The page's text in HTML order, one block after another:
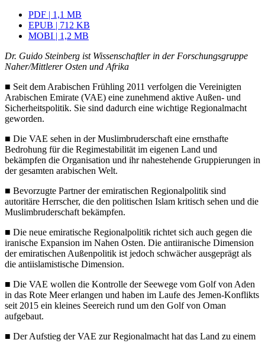
PDF | 1,1 MB
EPUB | 712 KB
MOBI | 1,2 MB
Dr. Guido Steinberg ist Wissenschaftler in der Forschungsgruppe
Naher/Mittlerer Osten und Afrika
■ Seit dem Arabischen Frühling 2011 verfolgen die Vereinigten
Arabischen Emirate (VAE) eine zunehmend aktive Außen- und
Sicherheitspolitik. Sie sind dadurch eine wichtige Regionalmacht
geworden.
■ Die VAE sehen in der Muslimbruderschaft eine ernsthafte
Bedrohung für die Regimestabilität im eigenen Land und
bekämpfen die Organisation und ihr nahestehende Gruppierungen in
der gesamten arabischen Welt.
■ Bevorzugte Partner der emiratischen Regionalpolitik sind
autoritäre Herr­scher, die den politischen Islam kritisch sehen und die
Muslimbruder­schaft bekämpfen.
■ Die neue emiratische Regionalpolitik richtet sich auch gegen die
iranische Expansion im Nahen Osten. Die antiiranische Dimension
der emiratischen Außenpolitik ist jedoch schwächer ausgeprägt als
die antiislamistische Dimension.
■ Die VAE wollen die Kontrolle der Seewege vom Golf von Aden
in das Rote Meer erlangen und haben im Laufe des Jemen-Konflikts
seit 2015 ein kleines Seereich rund um den Golf von Oman
aufgebaut.
■ Der Aufstieg der VAE zur Regionalmacht hat das Land zu einem